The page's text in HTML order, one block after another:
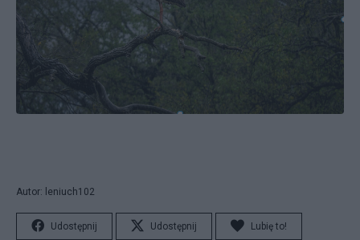
Autor: leniuch102
Udostępnij Udostępnij Lubię to!